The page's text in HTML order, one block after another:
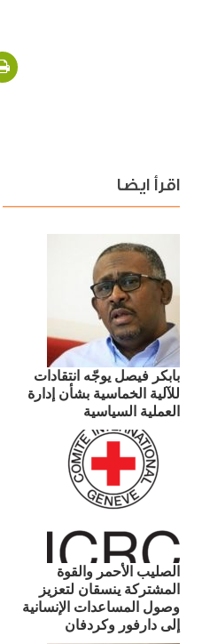
اقرأ ايضا
بابكر فيصل يوجّه انتقادات
للآلية الخماسية بشأن إدارة
العملية السياسية
الصليب الأحمر والقوة
المشتركة ينسقان لتعزيز
وصول المساعدات الإنسانية
إلى دارفور وكردفان